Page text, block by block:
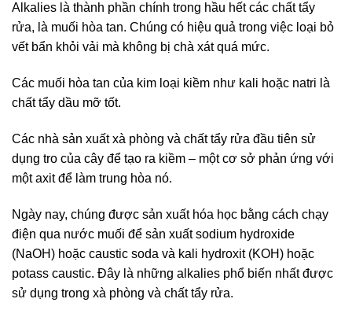
Alkalies là thành phần chính trong hầu hết các chất tẩy
rửa, là muối hòa tan. Chúng có hiệu quả trong việc loại bỏ
vết bẩn khỏi vải mà không bị chà xát quá mức.
Các muối hòa tan của kim loại kiềm như kali hoặc natri là
chất tẩy dầu mỡ tốt.
Các nhà sản xuất xà phòng và chất tẩy rửa đầu tiên sử
dụng tro của cây để tạo ra kiềm – một cơ sở phản ứng với
một axit để làm trung hòa nó.
Ngày nay, chúng được sản xuất hóa học bằng cách chạy
điện qua nước muối để sản xuất sodium hydroxide
(NaOH) hoặc caustic soda và kali hydroxit (KOH) hoặc
potass caustic. Đây là những alkalies phổ biến nhất được
sử dụng trong xà phòng và chất tẩy rửa.